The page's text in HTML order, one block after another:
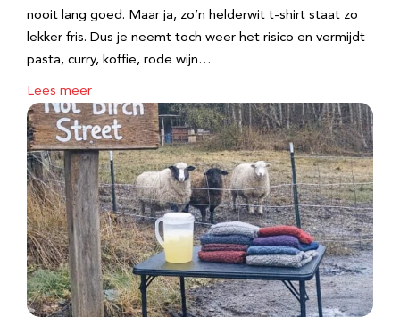
nooit lang goed. Maar ja, zo’n helderwit t-shirt staat zo
lekker fris. Dus je neemt toch weer het risico en vermijdt
pasta, curry, koffie, rode wijn…
Lees meer